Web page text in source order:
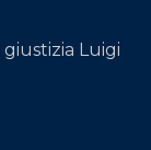
Luigi